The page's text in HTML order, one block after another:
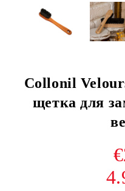
Collonil
щетка для